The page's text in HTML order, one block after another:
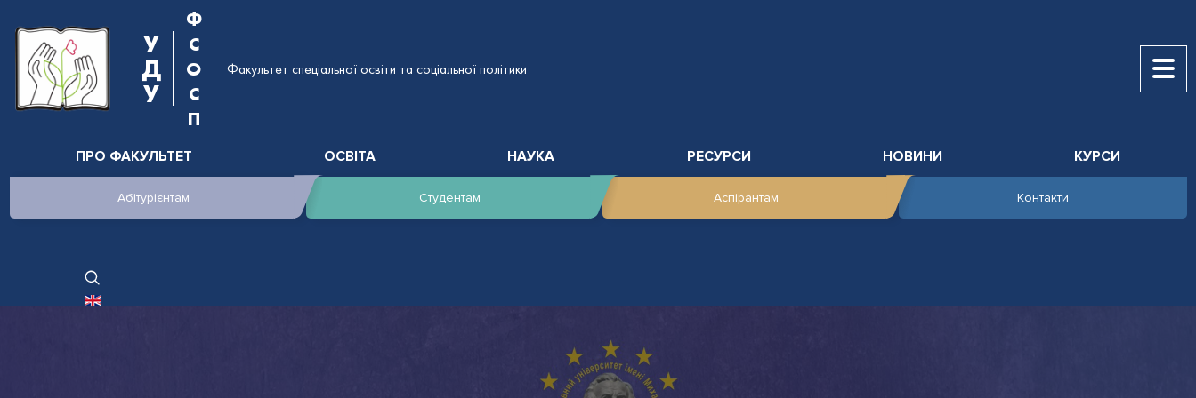
У
Д
У
Ф
С
О
С
П
Факультет спеціальної освіти та соціальної політики
ПРО ФАКУЛЬТЕТ ОСВІТА НАУКА РЕСУРСИ НОВИНИ КУРСИ
Абітурієнтам Студентам Аспірантам Контакти
ОБЕРІТЬ СВОЮ МОВУ